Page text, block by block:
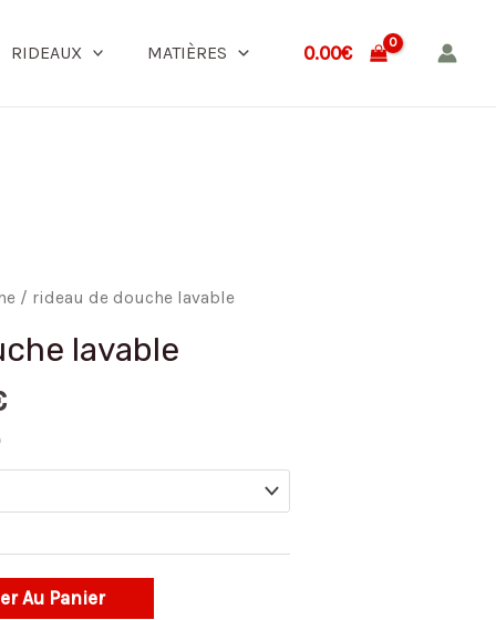
RIDEAUX MATIÈRES 0.00€
/ rideau de douche lavable
lavable
Au Panier